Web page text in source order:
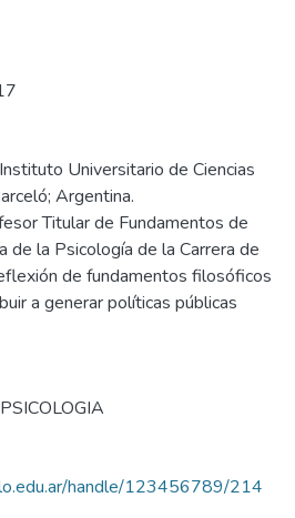
Universitario de Ciencias
Argentina.
Titular de Fundamentos de
de la Psicología de la Carrera de
de fundamentos filosóficos
a generar políticas públicas
PSICOLOGIA
handle/123456789/214